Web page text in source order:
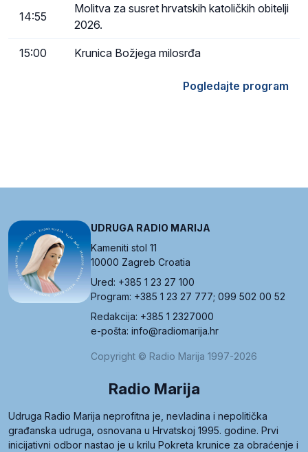
14:55
Molitva za susret hrvatskih katoličkih obitelji
2026.
15:00 Krunica Božjega milosrđa
Pogledajte program
UDRUGA RADIO MARIJA
Kameniti stol 11
10000 Zagreb Croatia
Ured: +385 1 23 27 100
Program: +385 1 23 27 777; 099 502 00 52
Redakcija: +385 1 2327000
e-pošta: info@radiomarija.hr
Copyright © Radio Marija 1997-2026
Radio Marija
Udruga Radio Marija neprofitna je, nevladina i nepolitička
građanska udruga, osnovana u Hrvatskoj 1995. godine. Prvi
inicijativni odbor nastao je u krilu Pokreta krunice za obraćenje i